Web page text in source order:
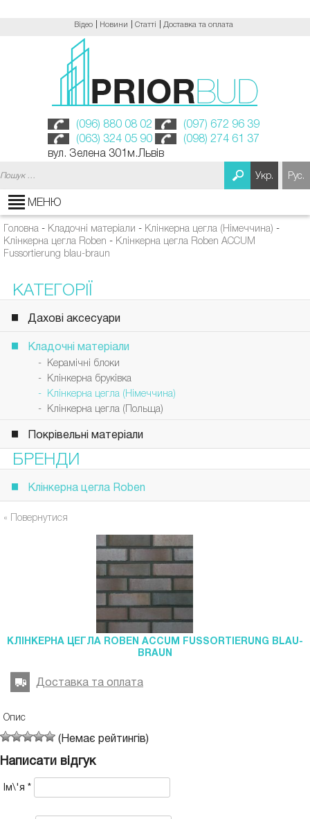
Відео Новини Статті Доставка та оплата
(096) 880 08 02
(097) 672 96 39
(063) 324 05 90
(098) 274 61 37
вул. Зелена 301м.Львів
Укр. Рус.
МЕНЮ
Головна - Кладочні матеріали - Клінкерна цегла (Німеччина) -
Клінкерна цегла Roben - Клінкерна цегла Roben ACCUM
Fussortierung blau-braun
КАТЕГОРІЇ
Дахові аксесуари
Кладочні матеріали
- Керамічні блоки
- Клінкерна бруківка
- Клінкерна цегла (Німеччина)
- Клінкерна цегла (Польща)
Покрівельні матеріали
БРЕНДИ
Клінкерна цегла Roben
« Повернутися
КЛІНКЕРНА ЦЕГЛА ROBEN ACCUM FUSSORTIERUNG BLAU-
BRAUN
Доставка та оплата
Опис
(Немає рейтингів)
Написати відгук
Ім\'я *